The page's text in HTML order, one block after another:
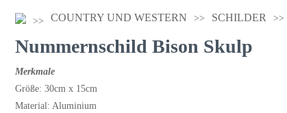
COUNTRY UND WESTERN SCHILDER
Nummernschild Bison Skulp
Merkmale
Größe: 30cm x 15cm
Material: Aluminium